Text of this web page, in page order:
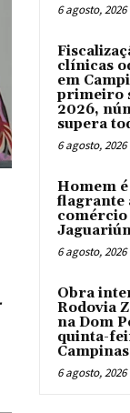
6 agosto, 2026
clínicas
em
primeiro
2026,
supera
6 agosto, 2026
Homem
flagrante
comércio
6 agosto, 2026
Obra
Rodovia
na Dom
quinta-
Campinas
6 agosto, 2026